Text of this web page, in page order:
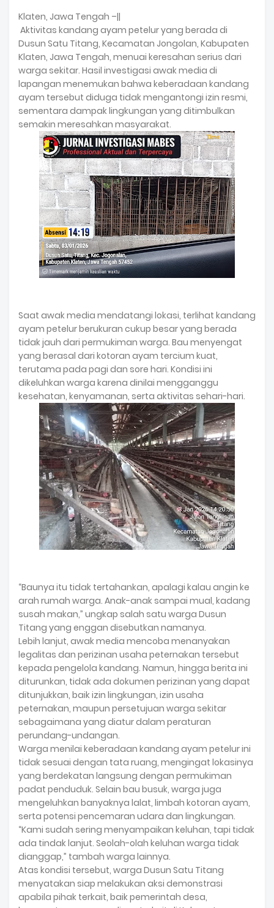
Klaten, Jawa Tengah –||
Aktivitas kandang ayam petelur yang berada di
Dusun Satu Titang, Kecamatan Jongolan, Kabupaten
Klaten, Jawa Tengah, menuai keresahan serius dari
warga sekitar. Hasil investigasi awak media di
lapangan menemukan bahwa keberadaan kandang
ayam tersebut diduga tidak mengantongi izin resmi,
sementara dampak lingkungan yang ditimbulkan
semakin meresahkan masyarakat.
Saat awak media mendatangi lokasi, terlihat kandang
ayam petelur berukuran cukup besar yang berada
tidak jauh dari permukiman warga. Bau menyengat
yang berasal dari kotoran ayam tercium kuat,
terutama pada pagi dan sore hari. Kondisi ini
dikeluhkan warga karena dinilai mengganggu
kesehatan, kenyamanan, serta aktivitas sehari-hari.
“Baunya itu tidak tertahankan, apalagi kalau angin ke
arah rumah warga. Anak-anak sampai mual, kadang
susah makan,” ungkap salah satu warga Dusun
Titang yang enggan disebutkan namanya.
Lebih lanjut, awak media mencoba menanyakan
legalitas dan perizinan usaha peternakan tersebut
kepada pengelola kandang. Namun, hingga berita ini
diturunkan, tidak ada dokumen perizinan yang dapat
ditunjukkan, baik izin lingkungan, izin usaha
peternakan, maupun persetujuan warga sekitar
sebagaimana yang diatur dalam peraturan
perundang-undangan.
Warga menilai keberadaan kandang ayam petelur ini
tidak sesuai dengan tata ruang, mengingat lokasinya
yang berdekatan langsung dengan permukiman
padat penduduk. Selain bau busuk, warga juga
mengeluhkan banyaknya lalat, limbah kotoran ayam,
serta potensi pencemaran udara dan lingkungan.
“Kami sudah sering menyampaikan keluhan, tapi tidak
ada tindak lanjut. Seolah-olah keluhan warga tidak
dianggap,” tambah warga lainnya.
Atas kondisi tersebut, warga Dusun Satu Titang
menyatakan siap melakukan aksi demonstrasi
apabila pihak terkait, baik pemerintah desa,